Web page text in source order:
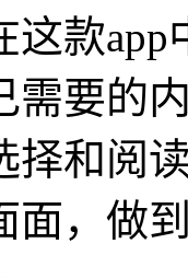
这款
需要的
择和阅
面，做